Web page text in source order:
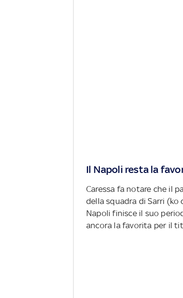
Il Napoli resta la
Caressa fa notare che il
della squadra di Sarri (ko
Napoli finisce il suo
ancora la favorita per il